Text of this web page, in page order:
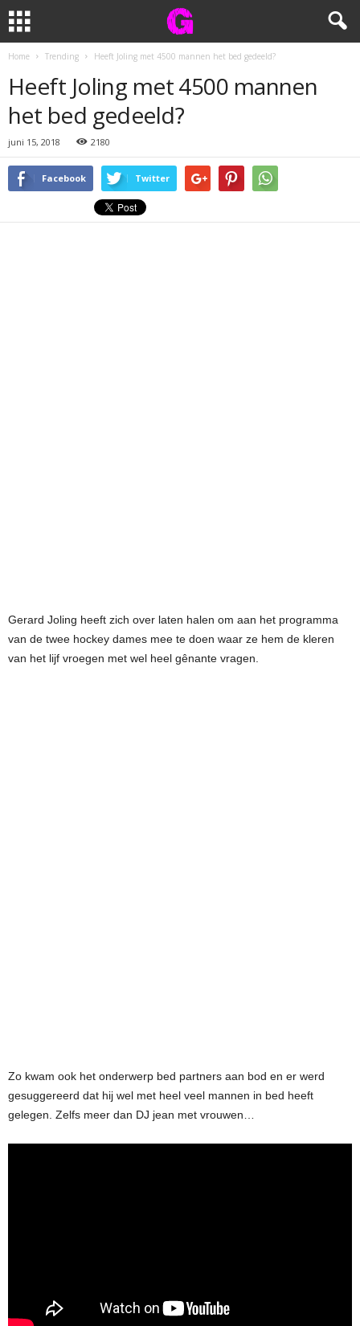
Home Trending Heeft Joling met 4500 mannen het bed gedeeld?
Heeft Joling met 4500 mannen
het bed gedeeld?
juni 15, 2018 2180
Facebook Twitter
Gerard Joling heeft zich over laten halen om aan het programma
van de twee hockey dames mee te doen waar ze hem de kleren
van het lijf vroegen met wel heel gênante vragen.
Zo kwam ook het onderwerp bed partners aan bod en er werd
gesuggereerd dat hij wel met heel veel mannen in bed heeft
gelegen. Zelfs meer dan DJ jean met vrouwen…